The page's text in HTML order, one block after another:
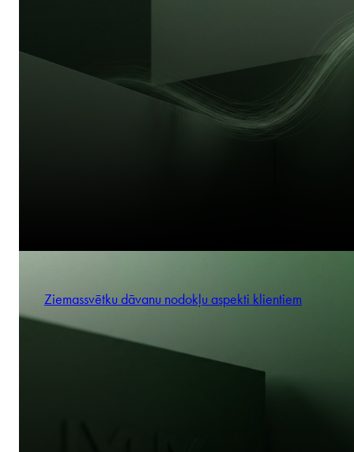
Ziemassvētku dāvanu nodokļu aspekti klientiem